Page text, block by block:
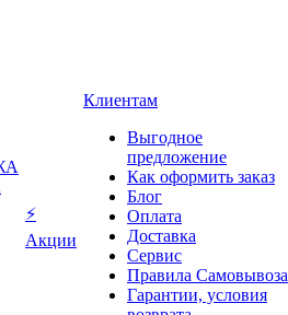
⚡
Акции
Клиентам
Выгодное
предложение
Как оформить заказ
Блог
Оплата
Доставка
Сервис
Правила Самовывоза
Гарантии, условия